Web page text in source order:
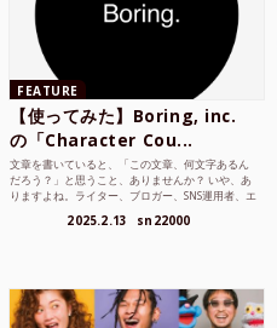
FEATURE
【使ってみた】Boring, inc.
の「Character Cou...
文章を書いていると、「この文章、何文字あるん
だろう？」と思うこと、ありませんか？ いや、あ
りますよね。ライター、ブロガー、SNS運用者、エ
2025.2.13 sn22000